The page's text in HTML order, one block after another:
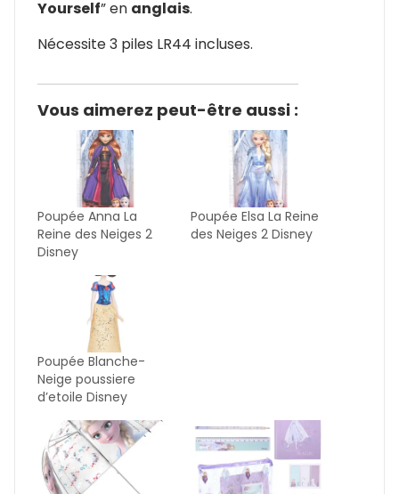
Yourself” en anglais.
Nécessite 3 piles LR44 incluses.
Vous aimerez peut-être aussi :
Poupée Anna La
Reine des Neiges 2
Disney
Poupée Elsa La Reine
des Neiges 2 Disney
Poupée Blanche-
Neige poussiere
d’etoile Disney